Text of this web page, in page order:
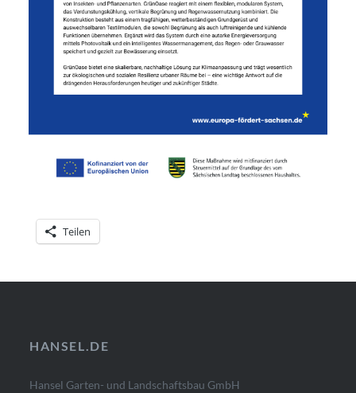
Teilen
HANSEL.DE
Hansel Garten- und Landschaftsbau GmbH